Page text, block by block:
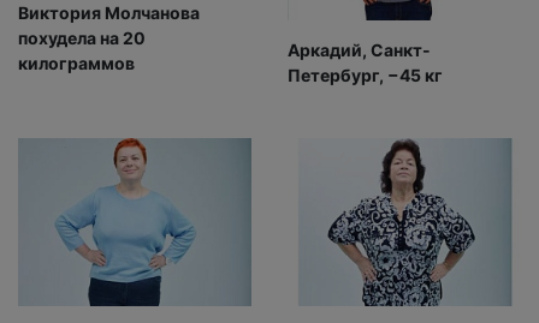
Виктория Молчанова
похудела на 20
килограммов
Аркадий, Санкт-
Петербург, −45 кг